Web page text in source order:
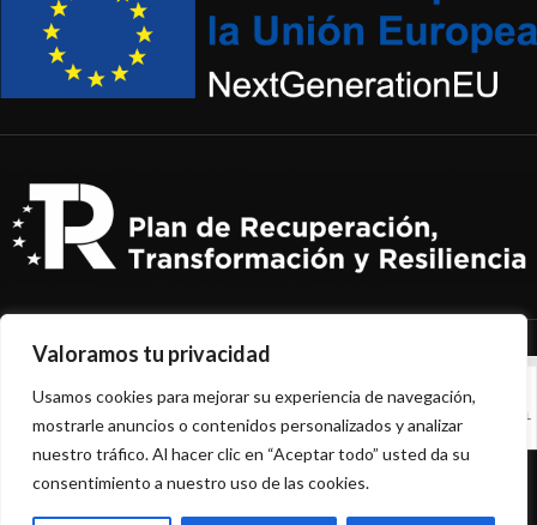
Valoramos tu privacidad
Usamos cookies para mejorar su experiencia de navegación,
mostrarle anuncios o contenidos personalizados y analizar
nuestro tráfico. Al hacer clic en “Aceptar todo” usted da su
consentimiento a nuestro uso de las cookies.
NEPACKPLUS2022 CREATED BY HADBOS.